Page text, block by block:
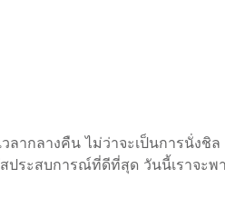
ากลางคืน ไม่ว่าจะเป็นการนั่ง
ระสบการณ์ที่ดีที่สุด วันนี้เราจะ